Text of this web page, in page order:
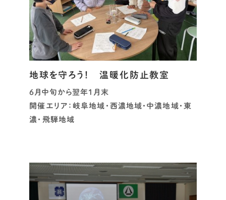
地球を守ろう！ 温暖化防止教室
6月中旬から翌年1月末
開催エリア：岐阜地域・西濃地域・中濃地域・東
濃・飛騨地域